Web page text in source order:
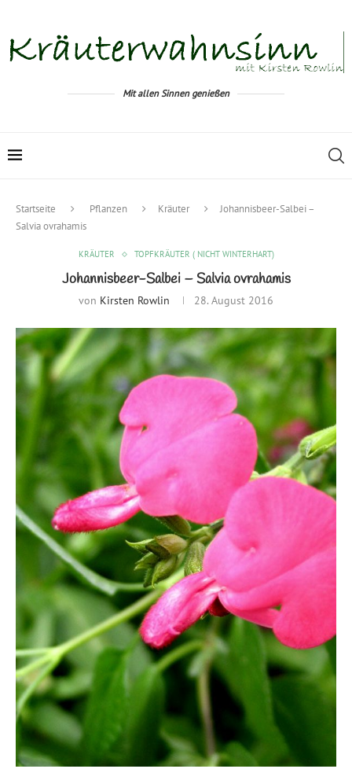
Mit allen Sinnen genießen
Startseite Pflanzen Kräuter
Johannisbeer-Salbei –
Salvia ovrahamis
KRÄUTER TOPFKRÄUTER ( NICHT WINTERHART)
Johannisbeer-Salbei – Salvia ovrahamis
von Kirsten Rowlin 28. August 2016